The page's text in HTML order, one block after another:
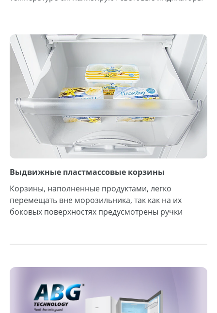
Выдвижные пластмассовые корзины
Корзины, наполненные продуктами, легко
перемещать вне морозильника, так как на их
боковых поверхностях предусмотрены ручки